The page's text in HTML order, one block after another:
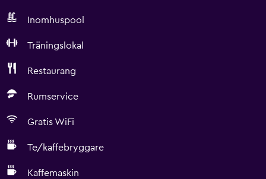
Inomhuspool
Träningslokal
Restaurang
Rumservice
Gratis WiFi
Te/kaffebryggare
Kaffemaskin